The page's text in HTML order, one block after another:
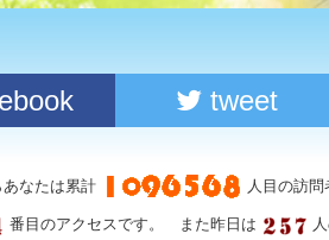
tweet
なたは累計 人目の訪
番目のアクセスです。 また昨日は